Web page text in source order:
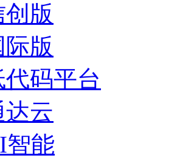
创版
际版
代码平台
达云
智能